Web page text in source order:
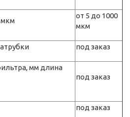
мкм
от 5 до 1000
мкм
под заказ
мм длина
под заказ
под заказ